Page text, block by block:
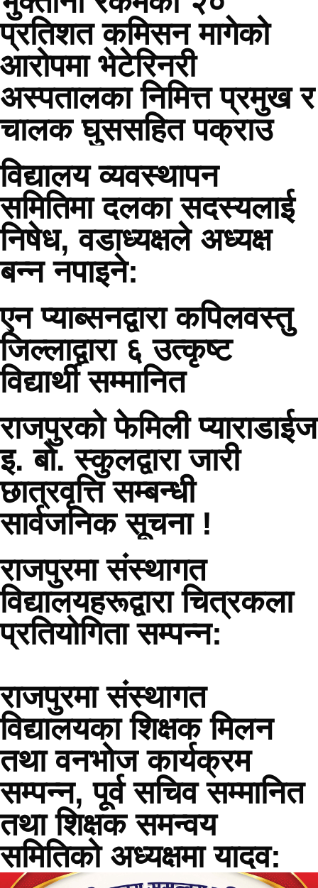
प्रतिशत कमिसन मागेको
आरोपमा भेटेरिनरी
अस्पतालका निमित्त प्रमुख र
चालक घुससहित पक्राउ
विद्यालय व्यवस्थापन
समितिमा दलका सदस्यलाई
निषेध, वडाध्यक्षले अध्यक्ष
बन्न नपाइने:
एन प्याब्सनद्वारा कपिलवस्तु
जिल्लाद्वारा ६ उत्कृष्ट
विद्यार्थी सम्मानित
राजपुरको फेमिली प्याराडाईज
इ. बो. स्कुलद्वारा जारी
छात्रवृत्ति सम्बन्धी
सार्वजनिक सूचना !
राजपुरमा संस्थागत
विद्यालयहरूद्वारा चित्रकला
प्रतियोगिता सम्पन्न:
राजपुरमा संस्थागत
विद्यालयका शिक्षक मिलन
तथा वनभोज कार्यक्रम
सम्पन्न, पूर्व सचिव सम्मानित
तथा शिक्षक समन्वय
समितिको अध्यक्षमा यादव: